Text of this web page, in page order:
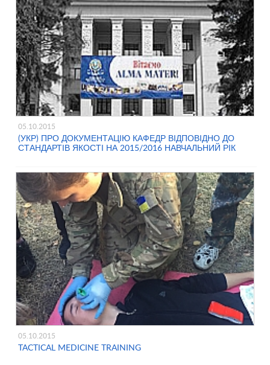
05.10.2015
(УКР) ПРО ДОКУМЕНТАЦІЮ КАФЕДР ВІДПОВІДНО ДО
СТАНДАРТІВ ЯКОСТІ НА 2015/2016 НАВЧАЛЬНИЙ РІК
05.10.2015
TACTICAL MEDICINE TRAINING